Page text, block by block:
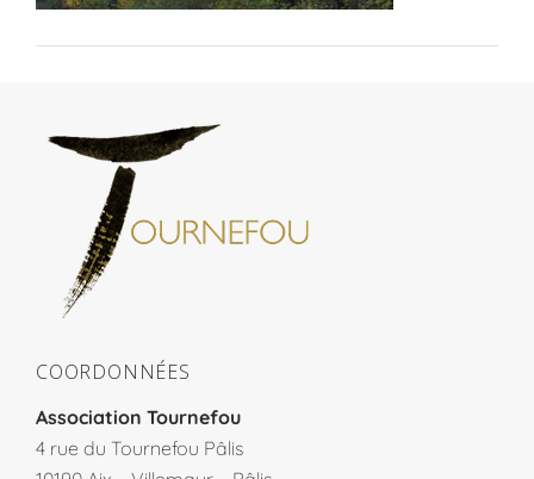
COORDONNÉES
Association Tournefou
4 rue du Tournefou Pâlis